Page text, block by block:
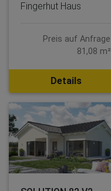
Fingerhut Haus
Preis auf Anfrage
81,08 m²
Details